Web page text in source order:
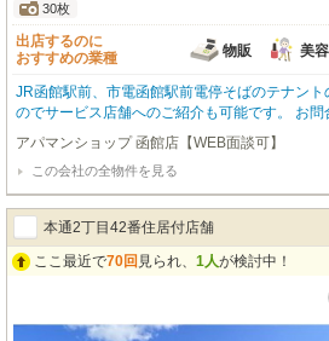
30枚
出店するのに
おすすめの業種
物販 美容
JR函館駅前、市電函館駅前電停そばのテナン
のでサービス店舗へのご紹介も可能です。 お
館地域№1の物件取扱数の函館店0138-46-9300
アパマンショップ 函館店【WEB面談可】
この会社の全物件を見る
本通2丁目42番住居付店舗
ここ最近で70回 見られ、 1人が検討中！